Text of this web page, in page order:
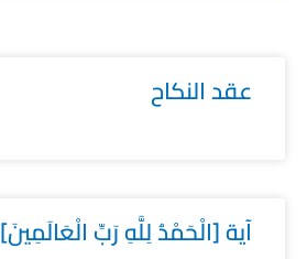
عقد النكاح
آية [الْحَمْدُ لِلَّهِ رَبِّ الْعَالَمِينَ]